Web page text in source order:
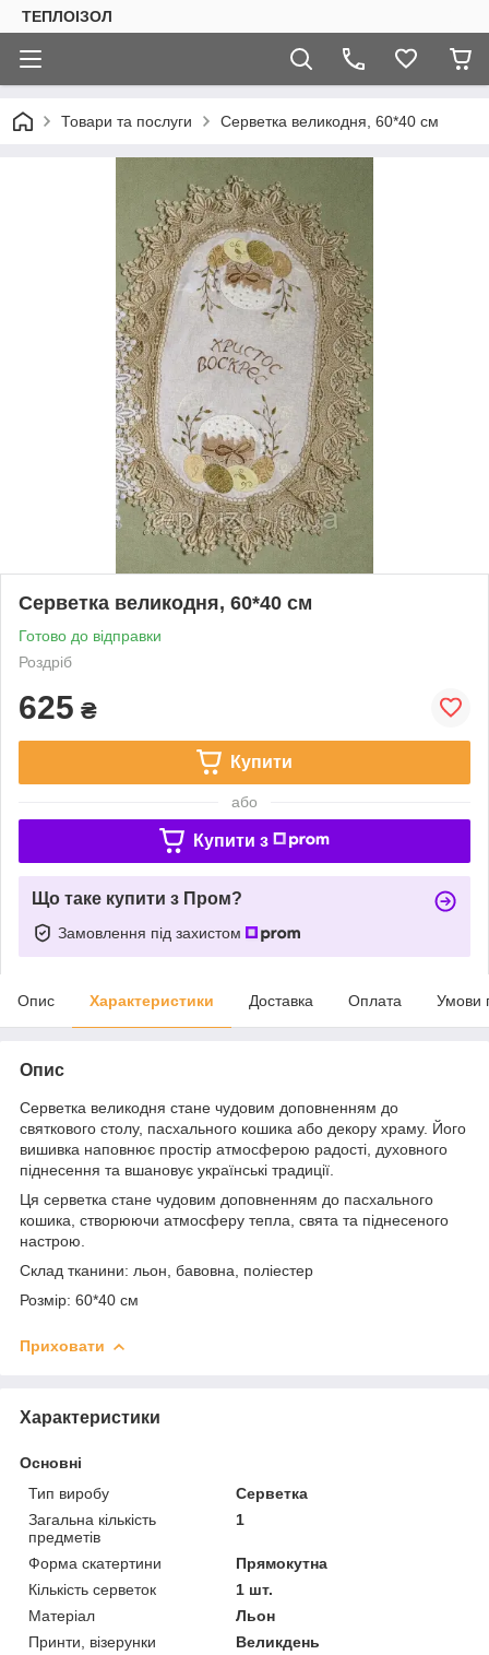
ТЕПЛОIЗОЛ
Товари та послуги Серветка великодня, 60*40 см
Серветка великодня, 60*40 см
Готово до відправки
Роздріб
625 ₴
Купити
або
Купити з
Що таке купити з Пром?
Замовлення під захистом
Опис Характеристики Доставка Оплата Умови
Опис
Серветка великодня стане чудовим доповненням до
святкового столу, пасхального кошика або декору храму. Його
вишивка наповнює простір атмосферою радості, духовного
піднесення та вшановує українські традиції.
Ця серветка стане чудовим доповненням до пасхального
кошика, створюючи атмосферу тепла, свята та піднесеного
настрою.
Склад тканини: льон, бавовна, поліестер
Розмір: 60*40 см
Приховати
Характеристики
Основні
Тип виробу
Серветка
Загальна кількість
предметів
1
Форма скатертини
Прямокутна
Кількість серветок
1 шт.
Матеріал
Льон
Принти, візерунки
Великдень